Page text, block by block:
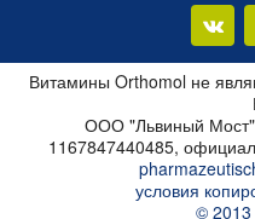
Витамины Orthomol не
ООО "Львиный
1167847440485,
условия
© 2013